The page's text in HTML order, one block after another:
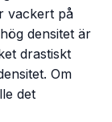
vackert på
densitet är
drastiskt
Om
det